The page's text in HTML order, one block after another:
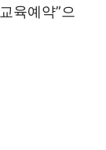
육예약”으